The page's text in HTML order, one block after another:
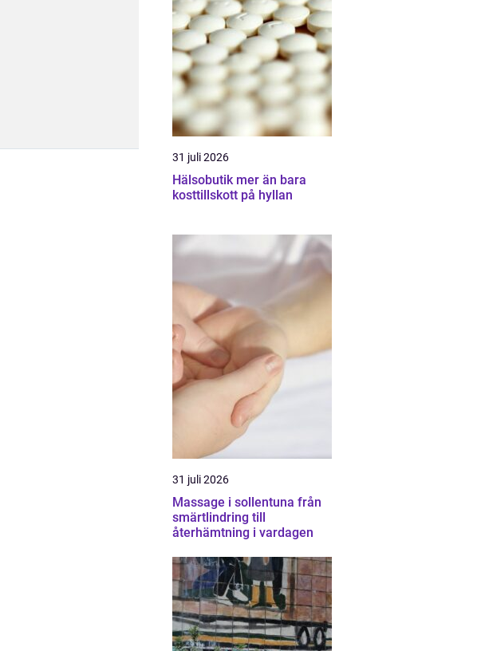
31 juli 2026
Hälsobutik mer än bara
kosttillskott på hyllan
31 juli 2026
Massage i sollentuna från
smärtlindring till
återhämtning i vardagen